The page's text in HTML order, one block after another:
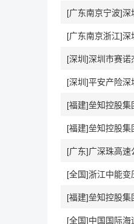
[深圳]深圳市赛诺
[深圳]平安产险深
[福建]垒知控股集
[福建]垒知控股集
[广东]广深珠高速
[全国]浙江中能变
[福建]垒知控股集
[全国]中国国际海